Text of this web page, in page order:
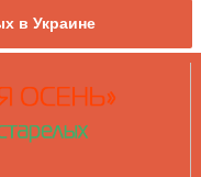
в Украине